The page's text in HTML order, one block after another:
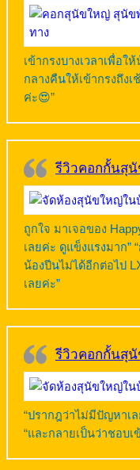
เข้ากรงบางเวลาเพื่อใ
กลางคืนให้เข้ากรงถึง
ค่ะ😍”
รีวิวคอกกั้นสุ
ถูกใจ มาเจอของ
เลยค่ะ ดูแข็งแรงมาก”
น้องปีนไม่ได้อีกต่อไป
เลยค่ะ”
รีวิวคอกกั้นสุนั
“ปรากฎว่าไม่มีปัญหาเ
“และกลายเป็นว่าชอบเ